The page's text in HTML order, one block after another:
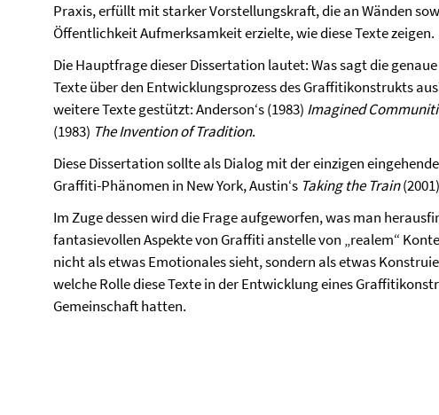
Praxis, erfüllt mit starker Vorstellungskraft, die an Wänden
Öffentlichkeit Aufmerksamkeit erzielte, wie diese Texte zeigen.
Die Hauptfrage dieser Dissertation lautet: Was sagt die
Texte über den Entwicklungsprozess des Graffitikonstrukts
weitere Texte gestützt: Anderson‘s (1983) Imagined
(1983) The Invention of Tradition.
Diese Dissertation sollte als Dialog mit der einzigen
Graffiti-Phänomen in New York, Austin‘s Taking the Train
Im Zuge dessen wird die Frage aufgeworfen, was man
fantasievollen Aspekte von Graffiti anstelle von „realem“
nicht als etwas Emotionales sieht, sondern als etwas
welche Rolle diese Texte in der Entwicklung eines
Gemeinschaft hatten.